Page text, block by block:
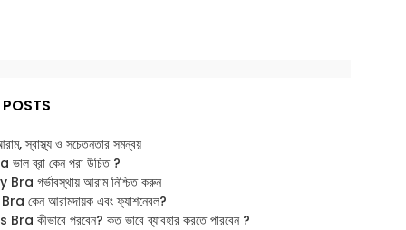
স্বাস্থ্য ও সচেতনতার সমন্বয়
ব্রা কেন পরা উচিত ?
গর্ভাবস্থায় আরাম নিশ্চিত করুন
কেন আরামদায়ক এবং ফ্যাশনেবল?
কীভাবে পরবেন? কত ভাবে ব্যাবহার করতে পারবেন ?